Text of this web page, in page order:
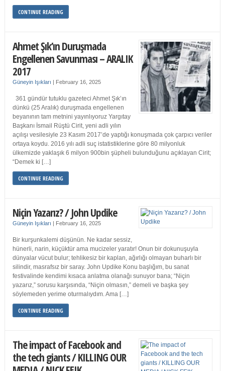
CONTINUE READING
Ahmet Şık’ın Duruşmada
Engellenen Savunması – ARALIK
2017
Güneyin Işıkları | February 16, 2025
361 gündür tutuklu gazeteci Ahmet Şık’ın
dünkü (25 Aralık) duruşmada engellenen
beyanının tam metnini yayınlıyoruz Yargıtay
Başkanı İsmail Rüştü Cirit, yeni adli yılın
açılışı vesilesiyle 23 Kasım 2017’de yaptığı konuşmada çok çarpıcı veriler
ortaya koydu. 2016 yılı adli suç istatistiklerine göre 80 milyonluk
ülkemizde yaklaşık 6 milyon 900bin şüpheli bulunduğunu açıklayan Cirit;
“Demek ki […]
CONTINUE READING
Niçin Yazarız? / John Updike
Güneyin Işıkları | February 16, 2025
Bir kurşunkalemi düşünün. Ne kadar sessiz,
hünerli, narin, küçüktür ama mucizeler yaratır! Onun bir dokunuşuyla
dünyalar vücut bulur; tehlikesiz bir kaplan, ağırlığı olmayan buharlı bir
silindir, masrafsız bir saray. John Updike Konu başlığım, bu sanat
festivalinde kendimi kısaca anlatma olanağı sunuyor bana; “Niçin
yazarız,” sorusu karşısında, “Niçin olmasın,” demeli ve başka şey
söylemeden yerime oturmalıydım. Ama […]
CONTINUE READING
The impact of Facebook and
the tech giants / KILLING OUR